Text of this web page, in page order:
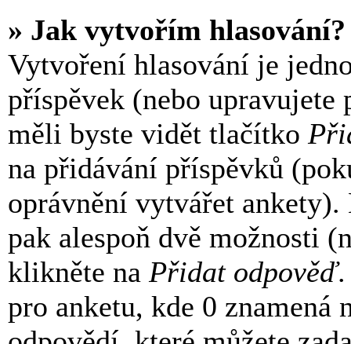
» Jak vytvořím hlasování?
Vytvoření hlasování je
příspěvek (nebo
měli byste vidět tlačítko
na přidávání příspěvků
oprávnění vytvářet
pak alespoň dvě možnosti
klikněte na Přidat odpověď
pro anketu, kde 0 znamená